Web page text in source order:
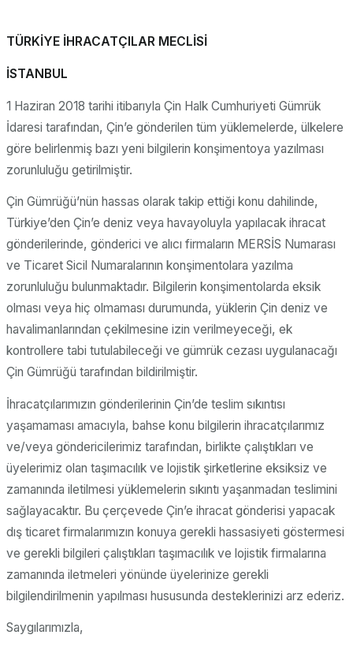
TÜRKİYE İHRACATÇILAR MECLİSİ
İSTANBUL
1 Haziran 2018 tarihi itibarıyla Çin Halk Cumhuriyeti Gümrük
İdaresi tarafından, Çin’e gönderilen tüm yüklemelerde, ülkelere
göre belirlenmiş bazı yeni bilgilerin konşimentoya yazılması
zorunluluğu getirilmiştir.
Çin Gümrüğü’nün hassas olarak takip ettiği konu dahilinde,
Türkiye’den Çin’e deniz veya havayoluyla yapılacak ihracat
gönderilerinde, gönderici ve alıcı firmaların MERSİS Numarası
ve Ticaret Sicil Numaralarının konşimentolara yazılma
zorunluluğu bulunmaktadır. Bilgilerin konşimentolarda eksik
olması veya hiç olmaması durumunda, yüklerin Çin deniz ve
havalimanlarından çekilmesine izin verilmeyeceği, ek
kontrollere tabi tutulabileceği ve gümrük cezası uygulanacağı
Çin Gümrüğü tarafından bildirilmiştir.
İhracatçılarımızın gönderilerinin Çin’de teslim sıkıntısı
yaşamaması amacıyla, bahse konu bilgilerin ihracatçılarımız
ve/veya göndericilerimiz tarafından, birlikte çalıştıkları ve
üyelerimiz olan taşımacılık ve lojistik şirketlerine eksiksiz ve
zamanında iletilmesi yüklemelerin sıkıntı yaşanmadan teslimini
sağlayacaktır. Bu çerçevede Çin’e ihracat gönderisi yapacak
dış ticaret firmalarımızın konuya gerekli hassasiyeti göstermesi
ve gerekli bilgileri çalıştıkları taşımacılık ve lojistik firmalarına
zamanında iletmeleri yönünde üyelerinize gerekli
bilgilendirilmenin yapılması hususunda desteklerinizi arz ederiz.
Saygılarımızla,